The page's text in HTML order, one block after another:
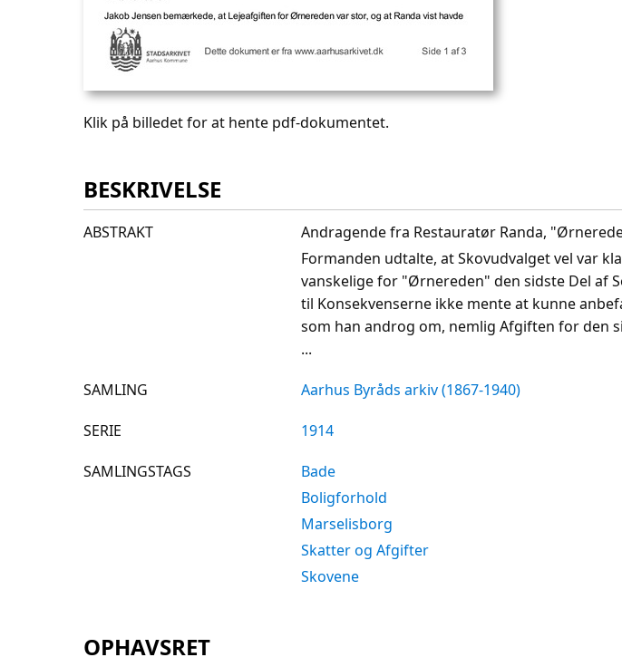
Klik på billedet for at hente pdf-dokumentet.
BESKRIVELSE
ABSTRAKT
Andragende fra Restauratør Randa,
Formanden udtalte, at Skovudvalget vel var
vanskelige for "Ørnereden" den sidste Del af
til Konsekvenserne ikke mente at kunne
som han androg om, nemlig Afgiften for den
...
SAMLING Aarhus Byråds arkiv (1867-1940)
SERIE 1914
SAMLINGSTAGS
Bade
Boligforhold
Marselisborg
Skatter og Afgifter
Skovene
OPHAVSRET